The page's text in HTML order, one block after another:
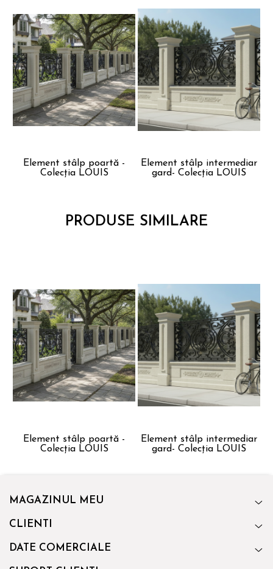
Element stâlp poartă -
Colecția LOUIS
Element stâlp intermediar
gard- Colecția LOUIS
PRODUSE SIMILARE
Element stâlp poartă -
Colecția LOUIS
Element stâlp intermediar
gard- Colecția LOUIS
MAGAZINUL MEU
CLIENTI
DATE COMERCIALE